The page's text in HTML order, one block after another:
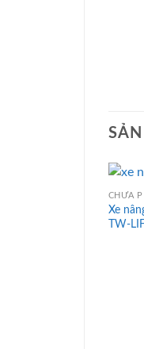
CHƯA
Xe
TW-